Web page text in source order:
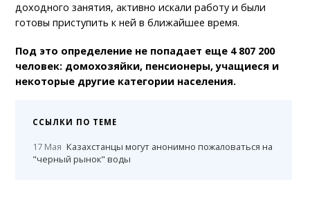
доходного занятия, активно искали работу и были
готовы приступить к ней в ближайшее время.
Под это определение не попадает еще 4 807 200
человек: домохозяйки, пенсионеры, учащиеся и
некоторые другие категории населения.
ССЫЛКИ ПО ТЕМЕ
17 Мая Казахстанцы могут анонимно пожаловаться на
"черный рынок" воды